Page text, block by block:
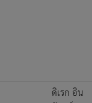
ดิเรก อิน